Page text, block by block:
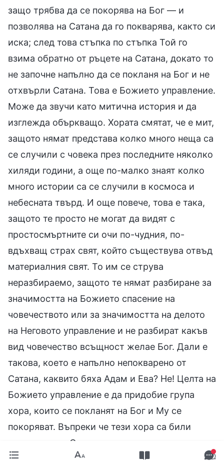
защо трябва да се покорява на Бог — и
позволява на Сатана да го покварява, както си
иска; след това стъпка по стъпка Той го
взима обратно от ръцете на Сатана, докато то
не започне напълно да се покланя на Бог и не
отхвърли Сатана. Това е Божието управление.
Може да звучи като митична история и да
изглежда объркващо. Хората смятат, че е мит,
защото нямат представа колко много неща са
се случили с човека през последните няколко
хиляди години, а още по-малко знаят колко
много истории са се случили в космоса и
небесната твърд. И още повече, това е така,
защото те просто не могат да видят с
простосмъртните си очи по-чудния, по-
вдъхващ страх свят, който съществува отвъд
материалния свят. То им се струва
неразбираемо, защото те нямат разбиране за
значимостта на Божието спасение на
човечеството или за значимостта на делото
на Неговото управление и не разбират какъв
вид човечество всъщност желае Бог. Дали е
такова, което е напълно непокварено от
Сатана, каквито бяха Адам и Ева? Не! Целта на
Божието управление е да придобие група
хора, които се покланят на Бог и Му се
покоряват. Въпреки че тези хора са били
покварени от Сатана, те вече не виждат
Сатана като свой баща. Вместо това те